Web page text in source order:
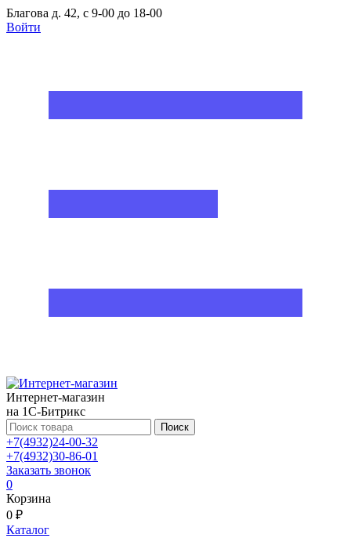
Благова д. 42, с 9-00 до 18-00
Войти
Интернет-магазин
на 1С-Битрикс
Поиск
+7(4932)24-00-32
+7(4932)30-86-01
Заказать звонок
0
Корзина
0 ₽
Каталог